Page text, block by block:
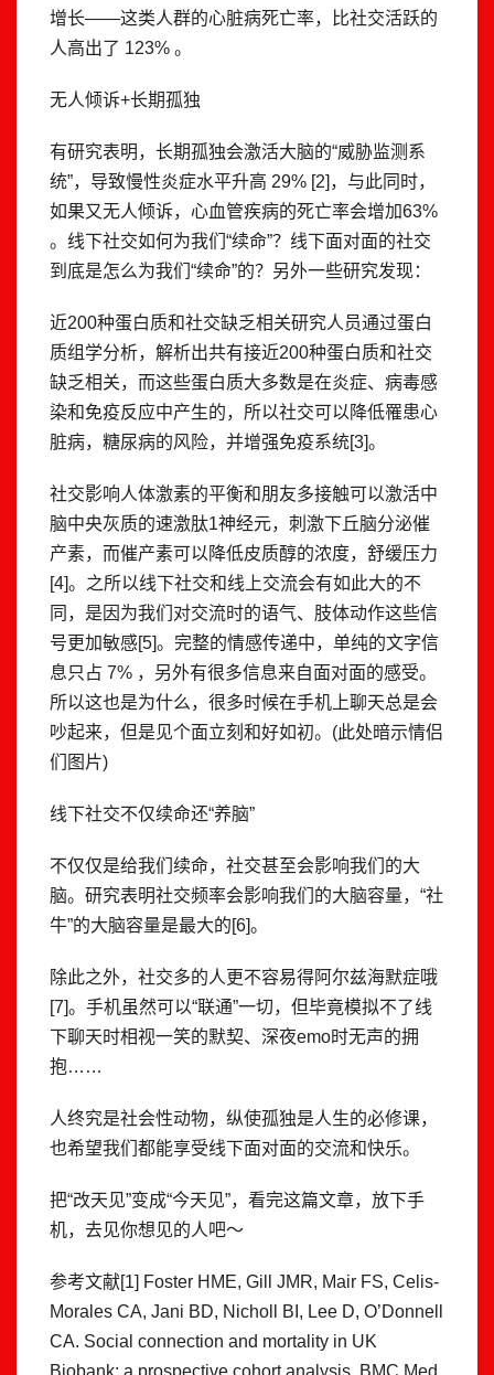
增长——这类人群的心脏病死亡率，比社交活跃的
人高出了 123% 。
无人倾诉+长期孤独
有研究表明，长期孤独会激活大脑的“威胁监测系
统”，导致慢性炎症水平升高 29% [2]，与此同时，
如果又无人倾诉，心血管疾病的死亡率会增加63%
。线下社交如何为我们“续命”？线下面对面的社交
到底是怎么为我们“续命”的？另外一些研究发现：
近200种蛋白质和社交缺乏相关研究人员通过蛋白
质组学分析，解析出共有接近200种蛋白质和社交
缺乏相关，而这些蛋白质大多数是在炎症、病毒感
染和免疫反应中产生的，所以社交可以降低罹患心
脏病，糖尿病的风险，并增强免疫系统[3]。
社交影响人体激素的平衡和朋友多接触可以激活中
脑中央灰质的速激肽1神经元，刺激下丘脑分泌催
产素，而催产素可以降低皮质醇的浓度，舒缓压力
[4]。之所以线下社交和线上交流会有如此大的不
同，是因为我们对交流时的语气、肢体动作这些信
号更加敏感[5]。完整的情感传递中，单纯的文字信
息只占 7% ，另外有很多信息来自面对面的感受。
所以这也是为什么，很多时候在手机上聊天总是会
吵起来，但是见个面立刻和好如初。(此处暗示情侣
们图片)
线下社交不仅续命还“养脑”
不仅仅是给我们续命，社交甚至会影响我们的大
脑。研究表明社交频率会影响我们的大脑容量，“社
牛”的大脑容量是最大的[6]。
除此之外，社交多的人更不容易得阿尔兹海默症哦
[7]。手机虽然可以“联通”一切，但毕竟模拟不了线
下聊天时相视一笑的默契、深夜emo时无声的拥
抱……
人终究是社会性动物，纵使孤独是人生的必修课，
也希望我们都能享受线下面对面的交流和快乐。
把“改天见”变成“今天见”，看完这篇文章，放下手
机，去见你想见的人吧～
参考文献[1] Foster HME, Gill JMR, Mair FS, Celis-
Morales CA, Jani BD, Nicholl BI, Lee D, O’Donnell
CA. Social connection and mortality in UK